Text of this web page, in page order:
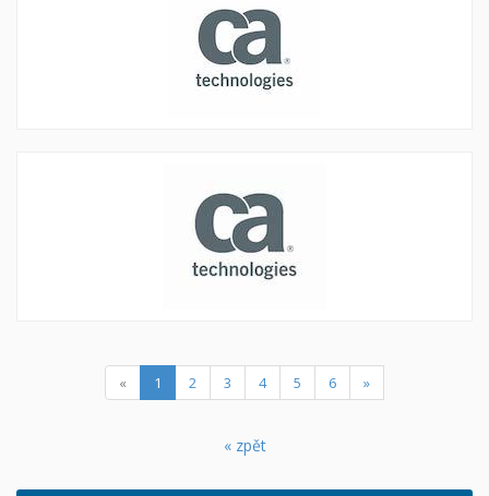
« 1 (current)
2 3 4 5 6 »
« zpět